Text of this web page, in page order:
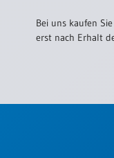
Bei uns kaufen
erst nach Erhalt